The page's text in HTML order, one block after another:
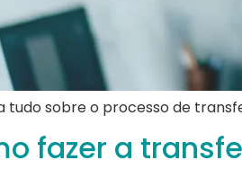
tudo sobre o processo de
fazer a